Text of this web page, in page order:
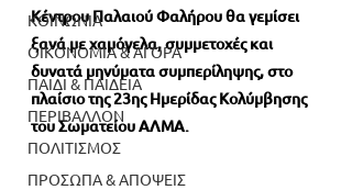
ΚΟΙΝΩΝΙΑ
ΟΙΚΟΝΟΜΙΑ & ΑΓΟΡΑ
ΠΑΙΔΙ & ΠΑΙΔΕΙΑ
ΠΕΡΙΒΑΛΛΟΝ
ΠΟΛΙΤΙΣΜΟΣ
ΠΡΟΣΩΠΑ & ΑΠΟΨΕΙΣ
Κέντρου Παλαιού Φαλήρου θα γεμίσει
ξανά με χαμόγελα, συμμετοχές και
δυνατά μηνύματα συμπερίληψης, στο
πλαίσιο της 23ης Ημερίδας Κολύμβησης
του Σωματείου ΑΛΜΑ.